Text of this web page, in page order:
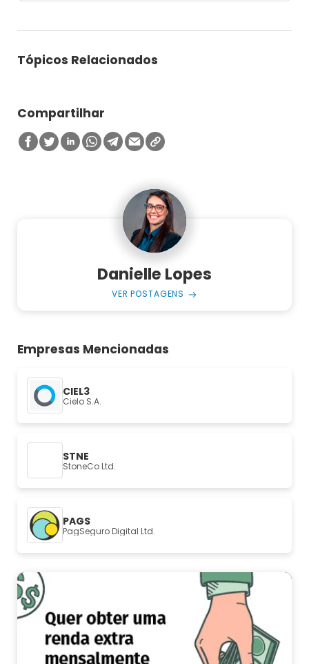
Tópicos Relacionados
Compartilhar
Danielle Lopes
VER POSTAGENS
Empresas Mencionadas
CIEL3
Cielo S.A.
STNE
StoneCo Ltd.
PAGS
PagSeguro Digital Ltd.